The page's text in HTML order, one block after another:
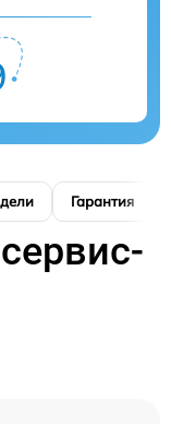
Гарантия